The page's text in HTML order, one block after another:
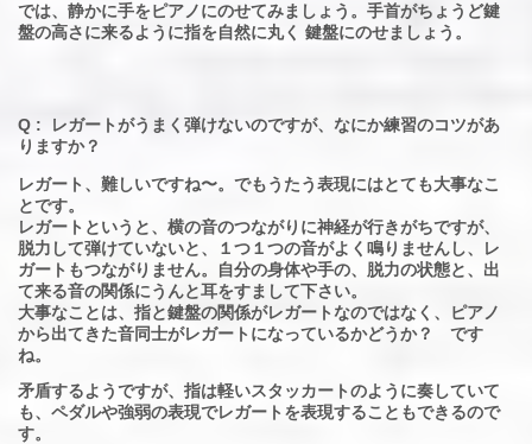
では、静かに手をピアノにのせてみましょう。手首がちょうど鍵
盤の高さに来るように指を自然に丸く 鍵盤にのせましょう。
Q : レガートがうまく弾けないのですが、なにか練習のコツがあ
りますか？
レガート、難しいですね〜。でもうたう表現にはとても大事なこ
とです。
レガートというと、横の音のつながりに神経が行きがちですが、
脱力して弾けていないと、１つ１つの音がよく鳴りませんし、レ
ガートもつながりません。自分の身体や手の、脱力の状態と、出
て来る音の関係にうんと耳をすまして下さい。
大事なことは、指と鍵盤の関係がレガートなのではなく、ピアノ
から出てきた音同士がレガートになっているかどうか？ です
ね。
矛盾するようですが、指は軽いスタッカートのように奏していて
も、ペダルや強弱の表現でレガートを表現することもできるので
す。